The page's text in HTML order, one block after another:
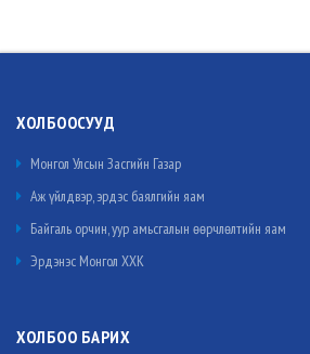
ХОЛБООСУУД
Монгол Улсын Засгийн Газар
Аж үйлдвэр, эрдэс баялгийн яам
Байгаль орчин, уур амьсгалын өөрчлөлтийн яам
Эрдэнэс Монгол ХХК
ХОЛБОО БАРИХ